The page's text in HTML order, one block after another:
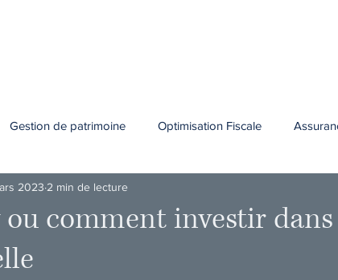
Gestion de patrimoine Optimisation Fiscale
comment investir dans
2023 2 min de lecture